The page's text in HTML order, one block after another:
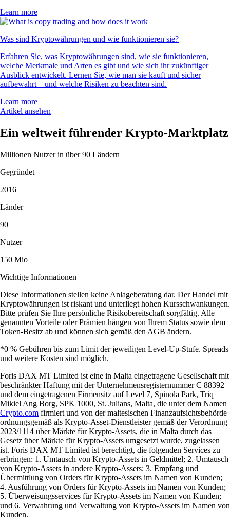
Learn more
Was sind Kryptowährungen und wie funktionieren sie?
Erfahren Sie, was Kryptowährungen sind, wie sie funktionieren,
welche Merkmale und Arten es gibt und wie sich ihr zukünftiger
Ausblick entwickelt. Lernen Sie, wie man sie kauft und sicher
aufbewahrt – und welche Risiken zu beachten sind.
Learn more
Artikel ansehen
Ein weltweit führender Krypto-Marktplatz
Millionen Nutzer in über 90 Ländern
Gegründet
2016
Länder
90
Nutzer
150 Mio
Wichtige Informationen
Diese Informationen stellen keine Anlageberatung dar. Der Handel mit
Kryptowährungen ist riskant und unterliegt hohen Kursschwankungen.
Bitte prüfen Sie Ihre persönliche Risikobereitschaft sorgfältig. Alle
genannten Vorteile oder Prämien hängen von Ihrem Status sowie dem
Token-Besitz ab und können sich gemäß den AGB ändern.
*0 % Gebühren bis zum Limit der jeweiligen Level-Up-Stufe. Spreads
und weitere Kosten sind möglich.
Foris DAX MT Limited ist eine in Malta eingetragene Gesellschaft mit
beschränkter Haftung mit der Unternehmensregisternummer C 88392
und dem eingetragenen Firmensitz auf Level 7, Spinola Park, Triq
Mikiel Ang Borg, SPK 1000, St. Julians, Malta, die unter dem Namen
Crypto.com firmiert und von der maltesischen Finanzaufsichtsbehörde
ordnungsgemäß als Krypto-Asset-Dienstleister gemäß der Verordnung
2023/1114 über Märkte für Krypto-Assets, die in Malta durch das
Gesetz über Märkte für Krypto-Assets umgesetzt wurde, zugelassen
ist. Foris DAX MT Limited ist berechtigt, die folgenden Services zu
erbringen: 1. Umtausch von Krypto-Assets in Geldmittel; 2. Umtausch
von Krypto-Assets in andere Krypto-Assets; 3. Empfang und
Übermittlung von Orders für Krypto-Assets im Namen von Kunden;
4. Ausführung von Orders für Krypto-Assets im Namen von Kunden;
5. Überweisungsservices für Krypto-Assets im Namen von Kunden;
und 6. Verwahrung und Verwaltung von Krypto-Assets im Namen von
Kunden.